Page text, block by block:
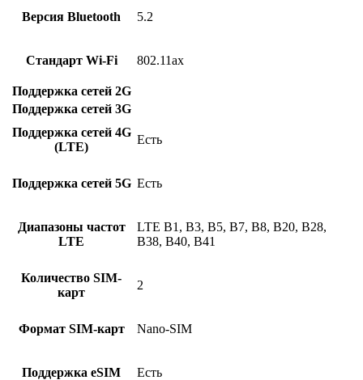
Версия Bluetooth 5.2
Стандарт Wi-Fi 802.11ax
Поддержка сетей 2G
Поддержка сетей 3G
Поддержка сетей 4G
(LTE)
Есть
Поддержка сетей 5G Есть
Диапазоны частот
LTE
LTE B1, B3, B5, B7, B8, B20, B28,
B38, B40, B41
Количество SIM-
карт
2
Формат SIM-карт Nano-SIM
Поддержка eSIM Есть